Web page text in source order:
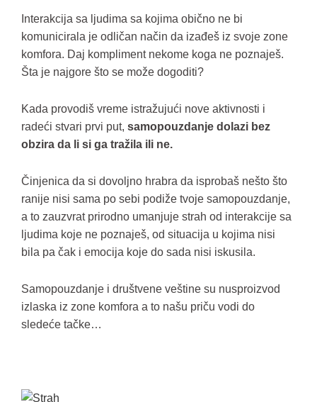
Interakcija sa ljudima sa kojima obično ne bi
komunicirala je odličan način da izađeš iz svoje zone
komfora. Daj kompliment nekome koga ne poznaješ.
Šta je najgore što se može dogoditi?
Kada provodiš vreme istražujući nove aktivnosti i
radeći stvari prvi put, samopouzdanje dolazi bez
obzira da li si ga tražila ili ne.
Činjenica da si dovoljno hrabra da isprobaš nešto što
ranije nisi sama po sebi podiže tvoje samopouzdanje,
a to zauzvrat prirodno umanjuje strah od interakcije sa
ljudima koje ne poznaješ, od situacija u kojima nisi
bila pa čak i emocija koje do sada nisi iskusila.
Samopouzdanje i društvene veštine su nusproizvod
izlaska iz zone komfora a to našu priču vodi do
sledeće tačke…